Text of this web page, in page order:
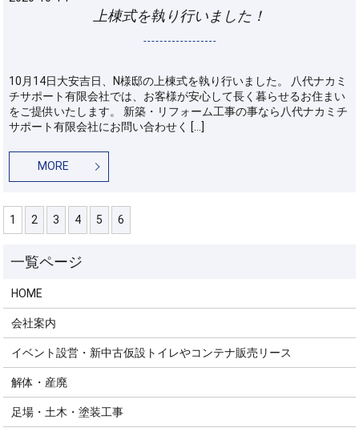
上棟式を執り行いました！
10月14日大安吉日、N様邸の上棟式を執り行いました。 八代ナカミ
チサポート有限会社では、お客様が安心して長く暮らせるお住まい
をご提供いたします。 新築・リフォーム工事の事なら八代ナカミチ
サポート有限会社にお問い合わせく […]
MORE
1 2 3 4 5 6
HOME
会社案内
イベント設営・新中古仮設トイレやコンテナ販売リース
解体・産廃
足場・土木・塗装工事